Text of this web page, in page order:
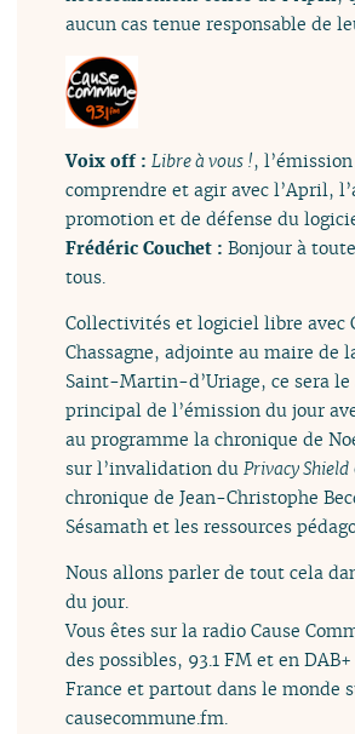
aucun cas tenue responsable de
Voix off : Libre à vous !,
comprendre et agir avec l’April,
promotion et de défense du
Frédéric Couchet :Bonjour à
tous.
Collectivités et logiciel libre avec
Chassagne, adjointe au maire de
Saint-Martin-d’Uriage, ce sera le
principal de l’émission du jour
au programme la chronique de
sur l’invalidation duPrivacy Shield
chronique de Jean-Christophe
Sésamath et les ressources
Nous allons parler de tout cela
du jour.
Vous êtes sur la radio Cause
des possibles, 93.1 FM et en
France et partout dans le monde
causecommune.fm.